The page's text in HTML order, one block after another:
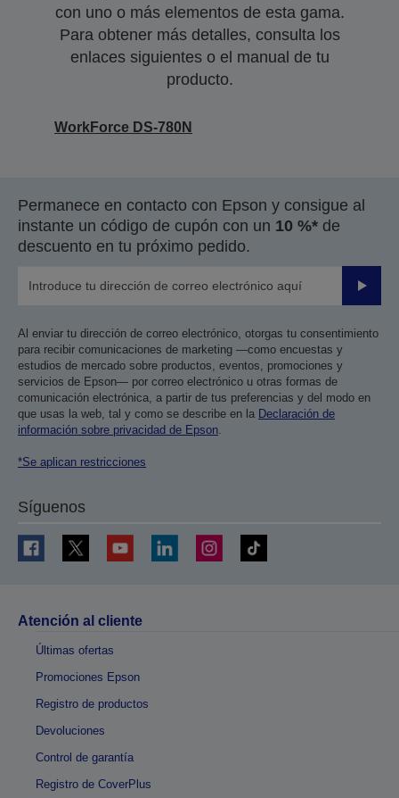
con uno o más elementos de esta gama.
Para obtener más detalles, consulta los
enlaces siguientes o el manual de tu
producto.
WorkForce DS-780N
Permanece en contacto con Epson y consigue al
instante un código de cupón con un 10 %* de
descuento en tu próximo pedido.
Enviar
Al enviar tu dirección de correo electrónico, otorgas tu consentimiento
para recibir comunicaciones de marketing —como encuestas y
estudios de mercado sobre productos, eventos, promociones y
servicios de Epson— por correo electrónico u otras formas de
comunicación electrónica, a partir de tus preferencias y del modo en
que usas la web, tal y como se describe en la Declaración de
información sobre privacidad de Epson.
*Se aplican restricciones
Síguenos
Atención al cliente
Últimas ofertas
Promociones Epson
Registro de productos
Devoluciones
Control de garantía
Registro de CoverPlus